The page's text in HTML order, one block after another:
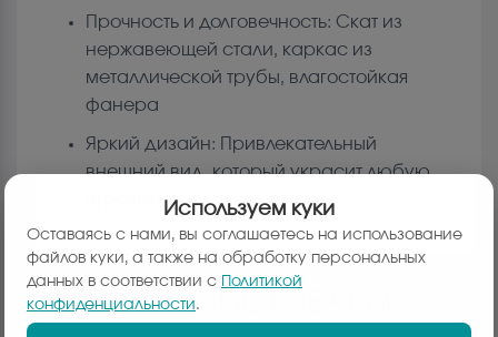
Прочность и долговечность: Скат из
нержавеющей стали, каркас из
металлической трубы, влагостойкая
фанера
Яркий дизайн: Привлекательный
внешний вид, который украсит любую
игровую зону
ПОХОЖИЕ ТОВАРЫ:
Используем куки
Оставаясь с нами, вы соглашаетесь на использование
файлов куки, а также на обработку персональных
данных в соответствии с
Политикой
конфиденциальности.